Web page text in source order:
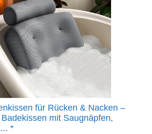
für Rücken & Nacken –
mit Saugnäpfen,
*